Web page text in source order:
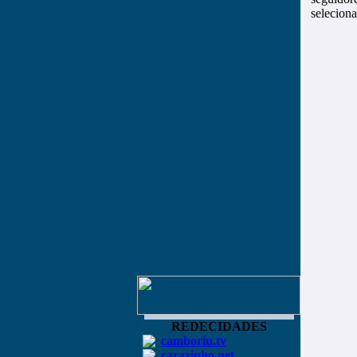
REDECIDADES
camboriu.tv